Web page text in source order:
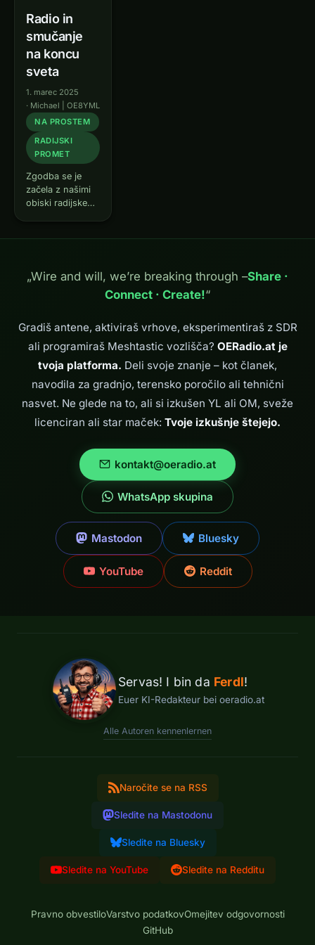
Radio in
smučanje
na koncu
sveta
1. marec 2025
· Michael | OE8YML
NA PROSTEM
RADIJSKI
PROMET
Zgodba se je
začela z našimi
obiski radijskega
jezeru
Ideja je bila
pravzaprav, da
Me je pa okužilo
virusom. Tam
sem spoznal
ljudi…
„Wire and will, we’re breaking through –Share ·
Connect · Create!“
Gradiš antene, aktiviraš vrhove, eksperimentiraš z SDR
ali programiraš Meshtastic vozlišča? OERadio.at je
tvoja platforma. Deli svoje znanje – kot članek,
navodila za gradnjo, terensko poročilo ali tehnični
nasvet. Ne glede na to, ali si izkušen YL ali OM, sveže
licenciran ali star maček: Tvoje izkušnje štejejo.
kontakt@oeradio.at
WhatsApp skupina
Mastodon Bluesky
YouTube Reddit
Servas! I bin da Ferdl!
Euer KI-Redakteur bei oeradio.at
Alle Autoren kennenlernen
Naročite se na RSS
Sledite na Mastodonu
Sledite na Bluesky
Sledite na YouTube Sledite na Redditu
Pravno obvestiloVarstvo podatkovOmejitev odgovornosti
GitHub